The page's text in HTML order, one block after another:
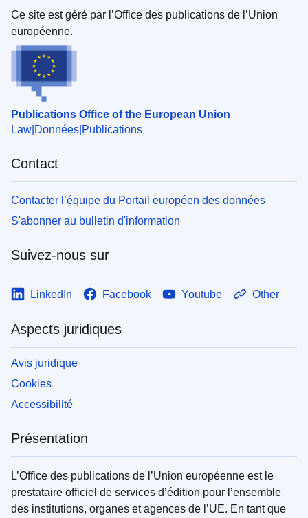
Publications Office of the European Union
Law Données Publications
Ce site est géré par l’Office des publications de l’Union
européenne.
Contact
Contacter l’équipe du Portail européen des données
S'abonner au bulletin d'information
Suivez-nous sur
LinkedIn Facebook Youtube Other
Aspects juridiques
Avis juridique
Cookies
Accessibilité
Présentation
L’Office des publications de l’Union européenne est le
prestataire officiel de services d’édition pour l’ensemble
des institutions, organes et agences de l’UE. En tant que